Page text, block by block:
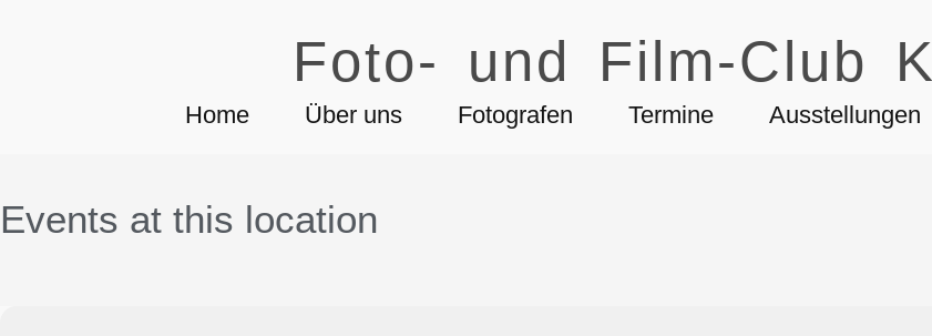
Foto- und Film-Club
Home Über uns Fotografen Termine Ausstellungen
Events at this location